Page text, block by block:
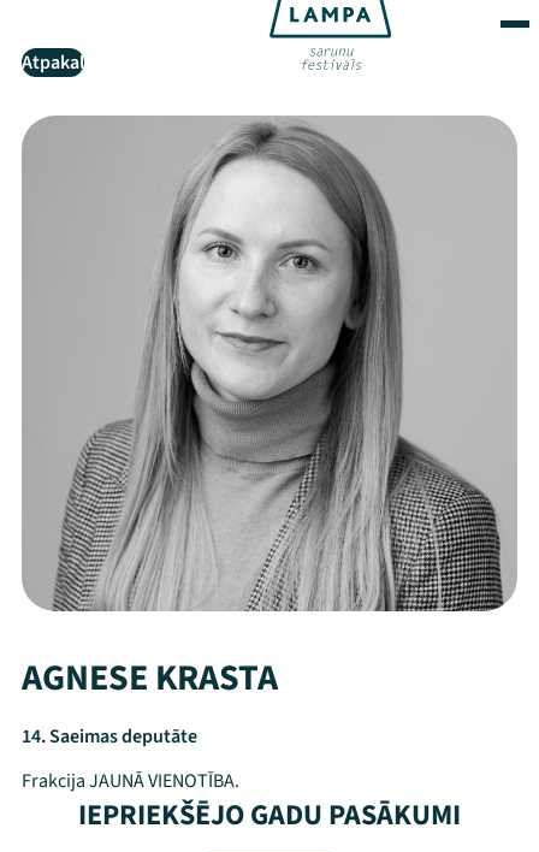
Atpakaļ
AGNESE KRASTA
14. Saeimas deputāte
Frakcija JAUNĀ VIENOTĪBA.
IEPRIEKŠĒJO GADU PASĀKUMI